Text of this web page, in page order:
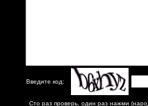
Введите код:
Сто раз проверь, один раз нажми